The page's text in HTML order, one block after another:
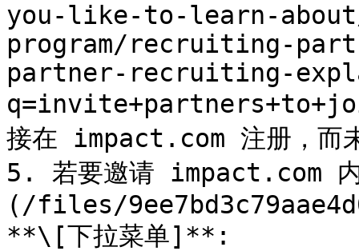
you-like-to-learn-
program/recruiting-
partner-recruiting-
接在 impact.com 注册，而
5. 若要邀请 impact.com
(/files/
**\[下拉菜单]**: